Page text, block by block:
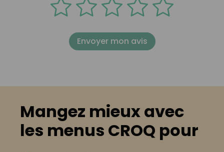
Envoyer mon avis
Mangez mieux avec
les menus CROQ pour